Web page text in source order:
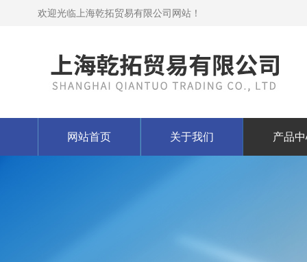
欢迎光临上海乾拓贸易有限公司网站！
网站首页 关于我们 产品